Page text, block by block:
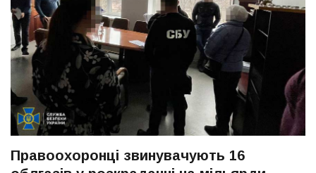
Правоохоронці звинувачують 16